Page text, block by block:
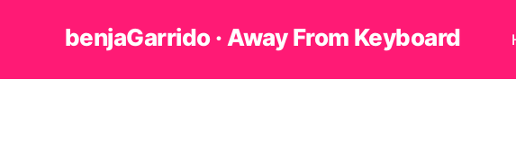
benjaGarrido · Away From Keyboard